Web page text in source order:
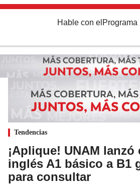
Hable con el Programa
Tendencias
¡Aplique! UNAM lanzó
inglés A1 básico a B1
para consultar